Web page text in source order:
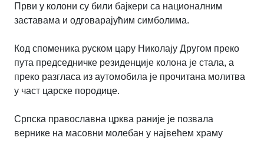
Први у колони су били бајкери са националним
заставама и одговарајућим симболима.
Код споменика руском цару Николају Другом преко
пута председничке резиденције колона је стала, а
преко разгласа из аутомобила је прочитана молитва
у част царске породице.
Српска православна црква раније је позвала
вернике на масовни молебан у највећем храму